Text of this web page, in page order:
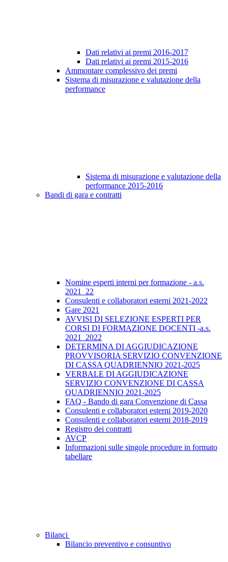
Dati relativi ai premi 2016-2017
Dati relativi ai premi 2015-2016
Ammontare complessivo dei premi
Sistema di misurazione e valutazione della
performance
Sistema di misurazione e valutazione della
performance 2015-2016
Bandi di gara e contratti
Nomine esperti interni per formazione - a.s.
2021_22
Consulenti e collaboratori esterni 2021-2022
Gare 2021
AVVISI DI SELEZIONE ESPERTI PER
CORSI DI FORMAZIONE DOCENTI -a.s.
2021_2022
DETERMINA DI AGGIUDICAZIONE
PROVVISORIA SERVIZIO CONVENZIONE
DI CASSA QUADRIENNIO 2021-2025
VERBALE DI AGGIUDICAZIONE
SERVIZIO CONVENZIONE DI CASSA
QUADRIENNIO 2021-2025
FAQ - Bando di gara Convenzione di Cassa
Consulenti e collaboratori esterni 2019-2020
Consulenti e collaboratori esterni 2018-2019
Registro dei contratti
AVCP
Informazioni sulle singole procedure in formato
tabellare
Bilanci
Bilancio preventivo e consuntivo